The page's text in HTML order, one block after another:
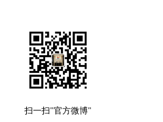
扫一扫"官方微博"